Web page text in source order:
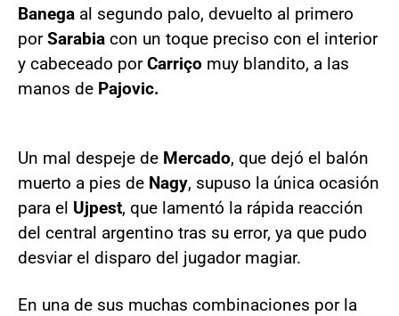
Banega al segundo palo, devuelto al primero
porSarabia con un toque preciso con el interior
y cabeceado porCarriço muy blandito, a las
manos de Pajovic.
Un mal despeje de Mercado, que dejó el balón
muerto a pies de Nagy, supuso la única ocasión
para el Ujpest, que lamentó la rápida reacción
del central argentino tras su error, ya que pudo
desviar el disparo del jugador magiar.
En una de sus muchas combinaciones por la